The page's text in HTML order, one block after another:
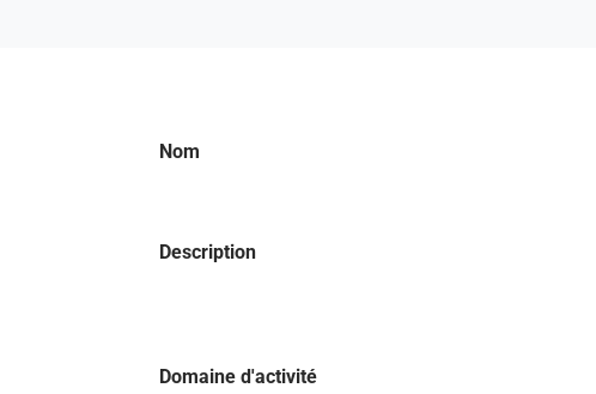
Nom
Description
Domaine d'activité